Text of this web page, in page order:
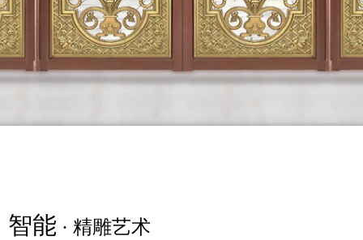
智能 · 精雕艺术
精粹 · 高定之美